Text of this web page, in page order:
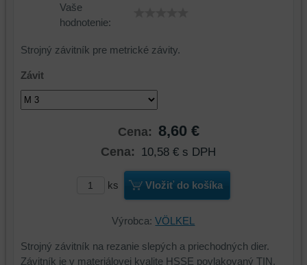
Vaše
hodnotenie:
Strojný závitník pre metrické závity.
Závit
Cena: 8,60 €
Cena: 10,58 € s DPH
ks Vložiť do košíka
Výrobca:VÖLKEL
Strojný závitník na rezanie slepých a priechodných dier.
Závitník je v materiálovej kvalite HSSE povlakovaný TIN.